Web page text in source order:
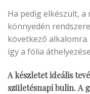
Ha pedig elkészült,
könnyedén
következő
így a fólia
A készletet ideális
születésnapi bulin. A